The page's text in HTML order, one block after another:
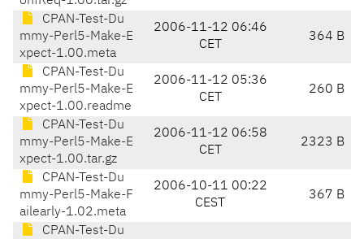
CPAN-Test-Du
mmy-Perl5-Make-E
xpect-1.00.meta
2006-11-12 06:46
CET
364 B
CPAN-Test-Du
mmy-Perl5-Make-E
xpect-1.00.readme
2006-11-12 05:36
CET
260 B
CPAN-Test-Du
mmy-Perl5-Make-E
xpect-1.00.tar.gz
2006-11-12 06:58
CET
2323 B
CPAN-Test-Du
mmy-Perl5-Make-F
ailearly-1.02.meta
2006-10-11 00:22
CEST
367 B
CPAN-Test-Du